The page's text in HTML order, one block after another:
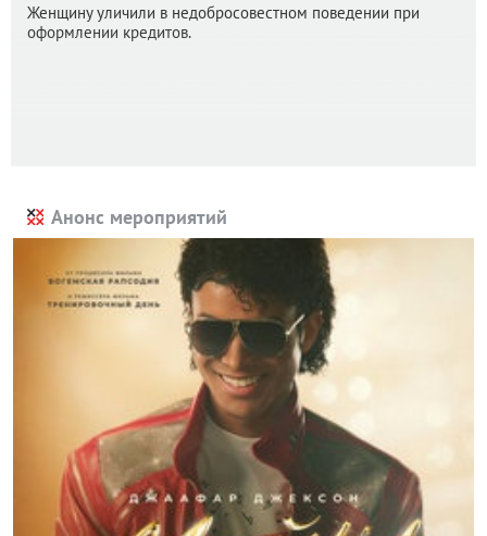
Женщину уличили в недобросовестном поведении при
оформлении кредитов.
Анонс мероприятий